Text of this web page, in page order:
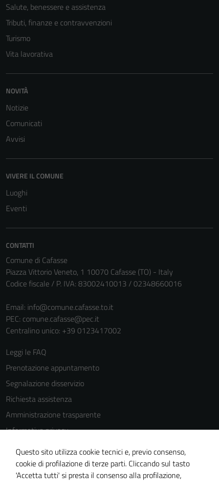
Salute, benessere e assistenza
Tributi, finanze e contravvenzioni
Turismo
Vita lavorativa
NOVITÀ
Notizie
Comunicati
Avvisi
VIVERE IL COMUNE
Luoghi
Eventi
CONTATTI
Comune di Cafasse
Piazza Vittorio Veneto, 1 10070 Cafasse (TO) - Italy
Codice fiscale / P. IVA: 83002410013 / 02348660016
Email: info@comune.cafasse.to.it
PEC: comune.cafasse@pec.it
Centralino unico: +39 0123417002
Leggi le FAQ
Prenotazione appuntamento
Segnalazione disservizio
Richiesta assistenza
Amministrazione trasparente
Informativa privacy
Cookie Policy
Note legali
Dichiarazione di accessibilità
Questo sito utilizza cookie tecnici e, previo consenso,
cookie di profilazione di terze parti. Cliccando sul tasto
'Accetta tutti' si presta il consenso alla profilazione,